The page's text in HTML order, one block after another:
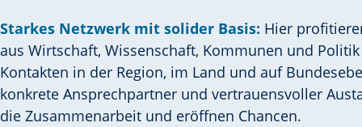
Starkes Netzwerk mit solider Basis: Hier
aus Wirtschaft, Wissenschaft, Kommunen und
Kontakten in der Region, im Land und auf
konkrete Ansprechpartner und vertrauensvoller
die Zusammenarbeit und eröffnen Chancen.